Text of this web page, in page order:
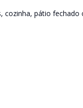
cozinha, pátio fechado